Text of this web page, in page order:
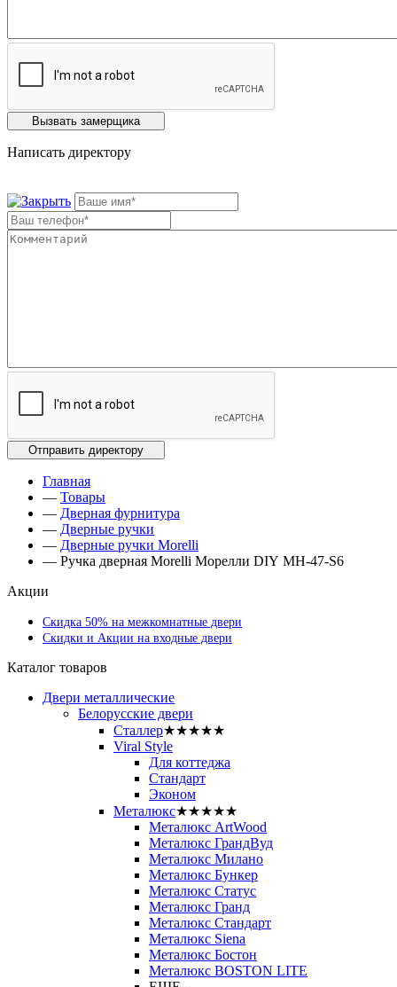
Написать директору
Главная
— Товары
— Дверная фурнитура
— Дверные ручки
— Дверные ручки Morelli
— Ручка дверная Morelli Морелли DIY MH-47-S6
Акции
Скидка 50% на межкомнатные двери
Скидки и Акции на входные двери
Каталог товаров
Двери металлические
Белорусские двери
Сталлер★★★★★
Viral Style
Для коттеджа
Стандарт
Эконом
Металюкс★★★★★
Металюкс ArtWood
Металюкс ГрандВуд
Металюкс Милано
Металюкс Бункер
Металюкс Статус
Металюкс Гранд
Металюкс Стандарт
Металюкс Siena
Металюкс Бостон
Металюкс BOSTON LITE